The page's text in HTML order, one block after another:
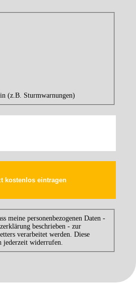
(z.B. Sturmwarnungen)
meine personenbezogenen Daten -
beschrieben - zur
verarbeitet werden. Diese
widerrufen.